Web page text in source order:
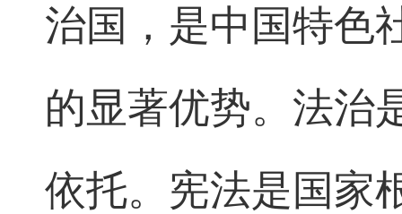
治国，是中国特色
的显著优势。法治
依托。宪法是国家